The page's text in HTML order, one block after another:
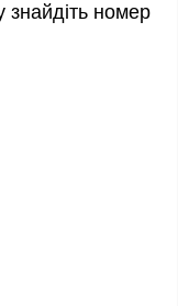
знайдіть номер